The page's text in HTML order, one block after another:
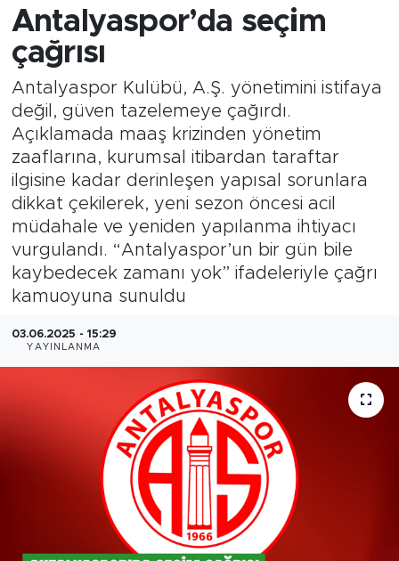
Antalyaspor’da seçim
çağrısı
Antalyaspor Kulübü, A.Ş. yönetimini istifaya
değil, güven tazelemeye çağırdı.
Açıklamada maaş krizinden yönetim
zaaflarına, kurumsal itibardan taraftar
ilgisine kadar derinleşen yapısal sorunlara
dikkat çekilerek, yeni sezon öncesi acil
müdahale ve yeniden yapılanma ihtiyacı
vurgulandı. “Antalyaspor’un bir gün bile
kaybedecek zamanı yok” ifadeleriyle çağrı
kamuoyuna sunuldu
03.06.2025 - 15:29
YAYINLANMA
Gündem
İlçeler
Kültür- Sanat
Magazin
Özel Haber
Politika
Sağlık
Tüm Manşetler
Son Dakika Haberleri
Haber Arşivi